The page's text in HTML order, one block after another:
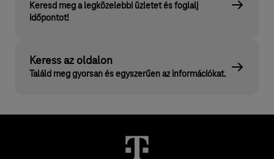
Keresd meg a legközelebbi üzletet és foglalj
időpontot!
Keress az oldalon
Találd meg gyorsan és egyszerűen az információkat.